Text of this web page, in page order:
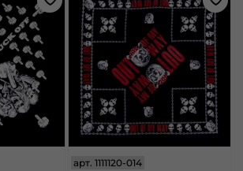
арт.1111120-014